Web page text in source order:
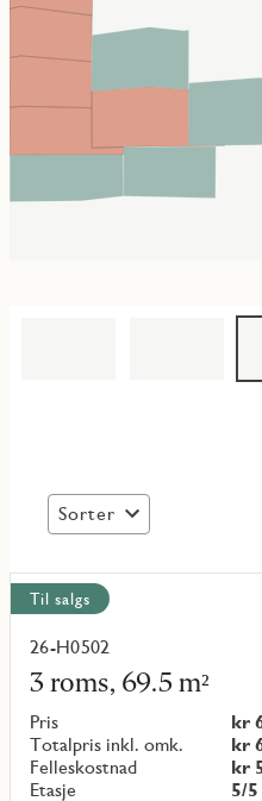
Sorter
Vis
alle
objekt
Til salgs
26-H0502
3 roms, 69.5 m²
Pris
kr
Totalpris inkl. omk.
kr
Felleskostnad
kr
Etasje
5/5
Les
mer
om
objekt
{objectNumber}